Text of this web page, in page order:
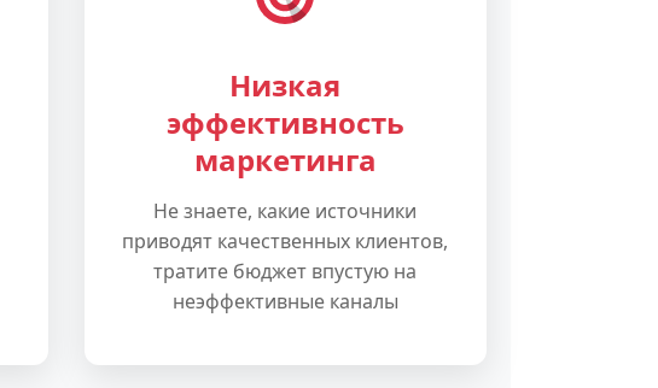
Низкая
эффективность
маркетинга
Не знаете, какие источники
приводят качественных клиентов,
тратите бюджет впустую на
неэффективные каналы